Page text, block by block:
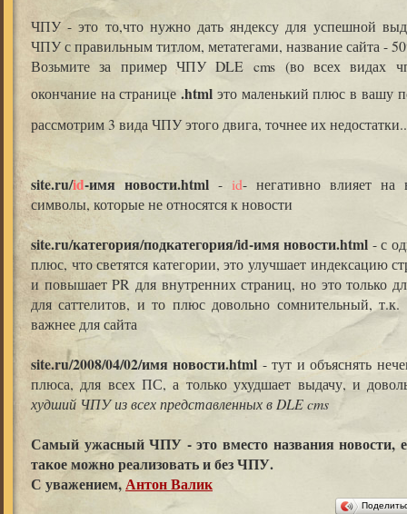
ЧПУ - это то,что нужно дать яндексу для успешной
ЧПУ с правильным титлом, метатегами, название сайта -
Возьмите за пример ЧПУ DLE cms (во всех видах
окончание на странице .html это маленький плюс в вашу
рассмотрим 3 вида ЧПУ этого двига, точнее их
site.ru/id-имя новости.html - id- негативно влияет на
символы, которые не относятся к новости
site.ru/категория/подкатегория/id-имя новости.html - с
плюс, что светятся категории, это улучшает индексацию
и повышает PR для внутренних страниц, но это только
для саттелитов, и то плюс довольно сомнительный, т.к.
важнее для сайта
site.ru/2008/04/02/имя новости.html - тут и объяснять
плюса, для всех ПС, а только ухудшает выдачу, и
худший ЧПУ из всех представленных в DLE cms
Самый ужасный ЧПУ - это вместо названия новости,
такое можно реализовать и без ЧПУ.
С уважением,Антон Валик